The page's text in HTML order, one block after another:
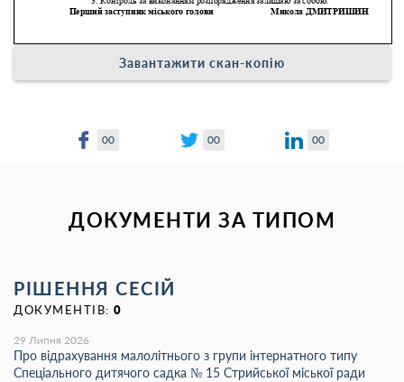
Завантажити скан-копію
00 00 00
ДОКУМЕНТИ ЗА ТИПОМ
РІШЕННЯ СЕСІЙ
ДОКУМЕНТІВ: 0
29 Липня 2026
Про відрахування малолітнього з групи інтернатного типу
Спеціального дитячого садка № 15 Стрийської міської ради